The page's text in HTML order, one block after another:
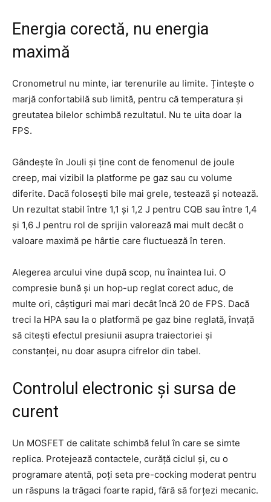
Energia corectă, nu energia
maximă
Cronometrul nu minte, iar terenurile au limite. Țintește o
marjă confortabilă sub limită, pentru că temperatura și
greutatea bilelor schimbă rezultatul. Nu te uita doar la
FPS.
Gândește în Jouli și ține cont de fenomenul de joule
creep, mai vizibil la platforme pe gaz sau cu volume
diferite. Dacă folosești bile mai grele, testează și notează.
Un rezultat stabil între 1,1 și 1,2 J pentru CQB sau între 1,4
și 1,6 J pentru rol de sprijin valorează mai mult decât o
valoare maximă pe hârtie care fluctuează în teren.
Alegerea arcului vine după scop, nu înaintea lui. O
compresie bună și un hop-up reglat corect aduc, de
multe ori, câștiguri mai mari decât încă 20 de FPS. Dacă
treci la HPA sau la o platformă pe gaz bine reglată, învață
să citești efectul presiunii asupra traiectoriei și
constanței, nu doar asupra cifrelor din tabel.
Controlul electronic și sursa de
curent
Un MOSFET de calitate schimbă felul în care se simte
replica. Protejează contactele, curăță ciclul și, cu o
programare atentă, poți seta pre-cocking moderat pentru
un răspuns la trăgaci foarte rapid, fără să forțezi mecanic.